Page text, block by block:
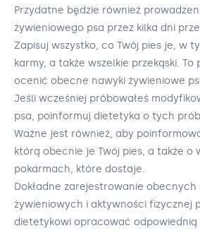
Przydatne będzie również
żywieniowego psa przez kilka dni
Zapisuj wszystko, co Twój pies je, w
karmy, a także wszelkie przekąski.
ocenić obecne nawyki żywieniowe
Jeśli wcześniej próbowałeś
psa, poinformuj dietetyka o tych
Ważne jest również, aby
którą obecnie je Twój pies, a także o
pokarmach, które dostaje.
Dokładne zarejestrowanie obecnych
żywieniowych i aktywności fizycznej
dietetykowi opracować odpowiednią